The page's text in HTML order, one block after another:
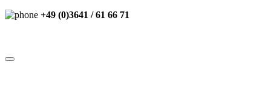
+49 (0)3641 / 61 66 71